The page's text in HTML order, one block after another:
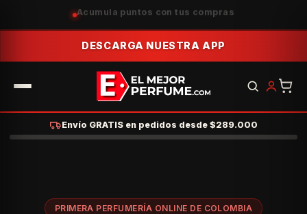
Acumula puntos con tus compras
DESCARGA NUESTRA APP
Envío GRATIS en pedidos desde $289.000
PRIMERA PERFUMERÍA ONLINE DE COLOMBIA